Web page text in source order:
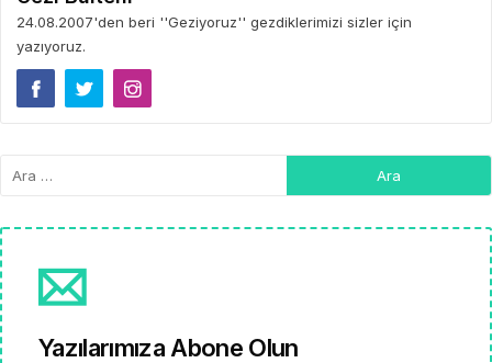
24.08.2007'den beri ''Geziyoruz'' gezdiklerimizi sizler için
yazıyoruz.
Yazılarımıza Abone Olun